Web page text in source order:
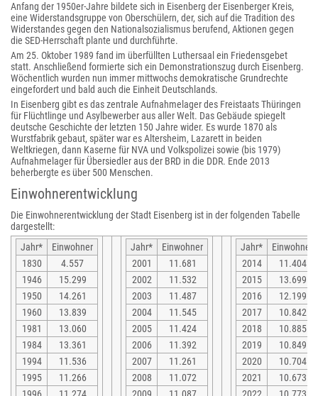
Anfang der 1950er-Jahre bildete sich in Eisenberg der Eisenberger Kreis,
eine Widerstandsgruppe von Oberschülern, der, sich auf die Tradition des
Widerstandes gegen den Nationalsozialismus berufend, Aktionen gegen
die SED-Herrschaft plante und durchführte.
Am 25. Oktober 1989 fand im überfüllten Luthersaal ein Friedensgebet
statt. Anschließend formierte sich ein Demonstrationszug durch Eisenberg.
Wöchentlich wurden nun immer mittwochs demokratische Grundrechte
eingefordert und bald auch die Einheit Deutschlands.
In Eisenberg gibt es das zentrale Aufnahmelager des Freistaats Thüringen
für Flüchtlinge und Asylbewerber aus aller Welt. Das Gebäude spiegelt
deutsche Geschichte der letzten 150 Jahre wider. Es wurde 1870 als
Wurstfabrik gebaut, später war es Altersheim, Lazarett in beiden
Weltkriegen, dann Kaserne für NVA und Volkspolizei sowie (bis 1979)
Aufnahmelager für Übersiedler aus der BRD in die DDR. Ende 2013
beherbergte es über 500 Menschen.
Einwohnerentwicklung
Die Einwohnerentwicklung der Stadt Eisenberg ist in der folgenden Tabelle
dargestellt:
Jahr*
Einwohner
1830
4.557
1946
15.299
1950
14.261
1960
13.839
1981
13.060
1984
13.361
1994
11.536
1995
11.266
Jahr*
Einwohner
2001
11.681
2002
11.532
2003
11.487
2004
11.545
2005
11.424
2006
11.392
2007
11.261
2008
11.072
Jahr*
Einwohner
2014
11.404
2015
13.699
2016
12.199
2017
10.842
2018
10.885
2019
10.849
2020
10.704
2021
10.673